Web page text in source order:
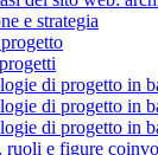
e strategia
di progetto in
di progetto in
di progetto in
ruoli e figure